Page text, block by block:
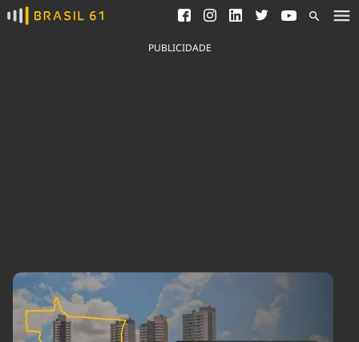
Ver todas as notícias
Saneamento
Indicadores
Agronegócios
Brasil
Brasil Mineral
Comportamento
Cultura
Economia
Política
PUBLICIDADE